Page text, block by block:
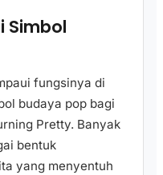
Simbol
fungsinya di
budaya pop bagi
Pretty. Banyak
bentuk
yang menyentuh